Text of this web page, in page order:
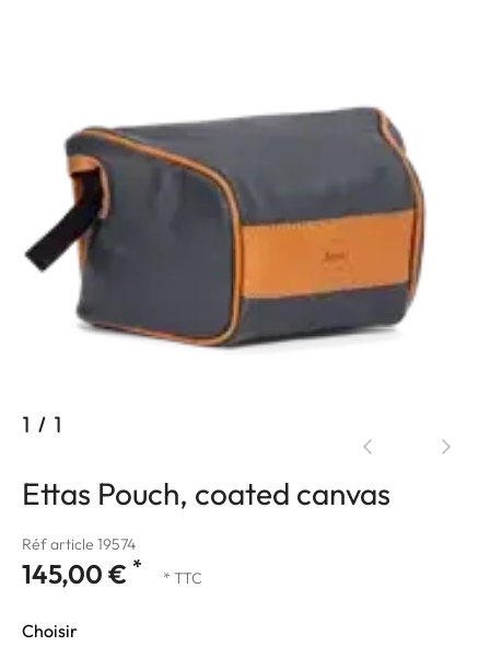
1 / 1
Ettas Pouch, coated canvas
Réf article 19574
145,00 € * * TTC
Choisir